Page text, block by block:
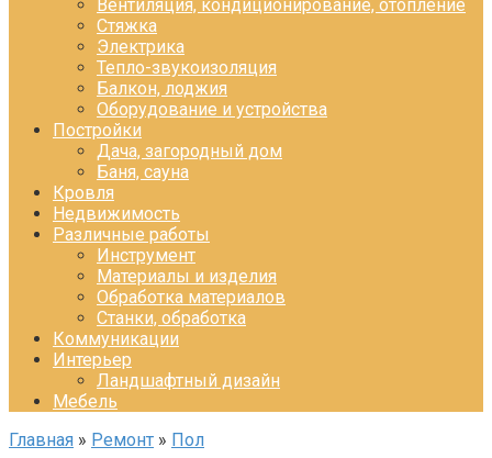
Вентиляция, кондиционирование, отопление
Стяжка
Электрика
Тепло-звукоизоляция
Балкон, лоджия
Оборудование и устройства
Постройки
Дача, загородный дом
Баня, сауна
Кровля
Недвижимость
Различные работы
Инструмент
Материалы и изделия
Обработка материалов
Станки, обработка
Коммуникации
Интерьер
Ландшафтный дизайн
Мебель
Главная » Ремонт » Пол